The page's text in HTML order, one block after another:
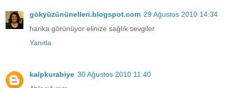
gökyüzününelleri.blogspot.com 29 Ağustos 2010 14:34
harika görünüyor elinize sağlık sevgiler
Yanıtla
kalpkurabiye 30 Ağustos 2010 11:40